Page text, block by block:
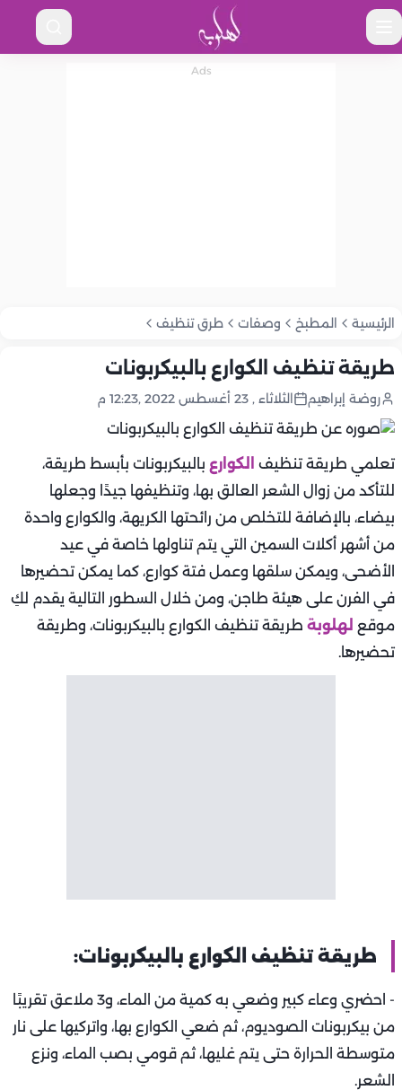
الرئيسية المطبخ وصفات طرق تنظيف
طريقة تنظيف الكوارع بالبيكربونات
روضة إبراهيم الثلاثاء , 23 أغسطس 2022 ,12:23 م
تعلمي طريقة تنظيف الكوارع بالبيكربونات بأبسط طريقة،
للتأكد من زوال الشعر العالق بها، وتنظيفها جيدًا وجعلها
بيضاء، بالإضافة للتخلص من رائحتها الكريهة، والكوارع واحدة
من أشهر أكلات السمين التي يتم تناولها خاصة في عيد
الأضحى، ويمكن سلقها وعمل فتة كوارع، كما يمكن تحضيرها
في الفرن على هيئة طاجن، ومن خلال السطور التالية يقدم لكِ
موقع لهلوبة طريقة تنظيف الكوارع بالبيكربونات، وطريقة
تحضيرها.
طريقة تنظيف الكوارع بالبيكربونات:
- احضري وعاء كبير وضعي به كمية من الماء، و3 ملاعق تقريبًا
من بيكربونات الصوديوم، ثم ضعي الكوارع بها، واتركيها على نار
متوسطة الحرارة حتى يتم غليها، ثم قومي بصب الماء، ونزع
الشعر.